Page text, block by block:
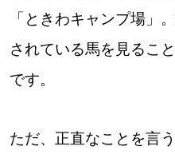
「ときわキャンプ場」
されている馬を見るこ
です。
ただ、正直なことを言